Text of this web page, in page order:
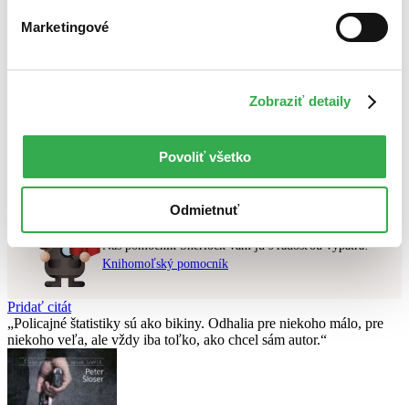
Marketingové
Zobraziť detaily
Povoliť všetko
Odmietnuť
Najlacnejšie
Skúste prosím zmeniť vyhľadávaný výraz.
Náš pomocník Sherlock vám ju s radosťou vypátra!
Knihomoľský pomocník
Pridať citát
Policajné štatistiky sú ako bikiny. Odhalia pre niekoho málo, pre
niekoho veľa, ale vždy iba toľko, ako chcel sám autor.